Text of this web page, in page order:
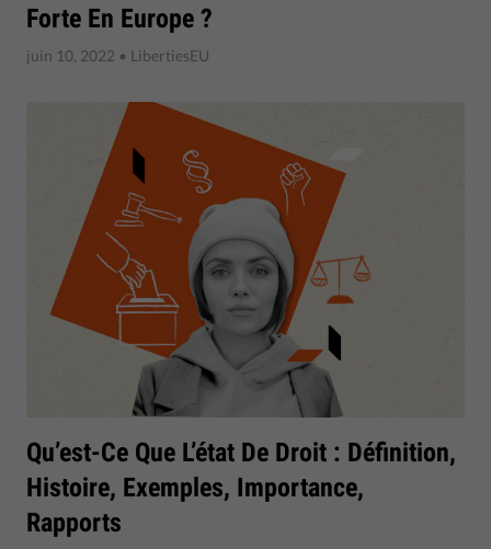
Forte En Europe ?
juin 10, 2022 • LibertiesEU
Qu’est-Ce Que L’état De Droit : Définition,
Histoire, Exemples, Importance,
Rapports